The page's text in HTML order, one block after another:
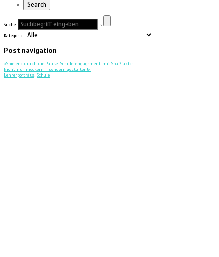
Suche:
s
Kategorie:
Post navigation
<Spielend durch die Pause: Schülerengagement mit Spaßfaktor
Nicht nur meckern – sondern gestalten!>
Lehrerporträts, Schule